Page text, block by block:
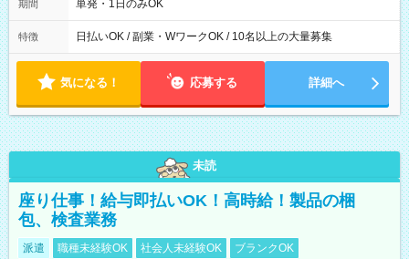
期間 単発・1日のみOK
特徴 日払いOK / 副業・WワークOK / 10名以上の大量募集
気になる！ 応募する 詳細へ
未読
座り仕事！給与即払いOK！高時給！製品の梱
包、検査業務
派遣 職種未経験OK 社会人未経験OK
ブランクOK